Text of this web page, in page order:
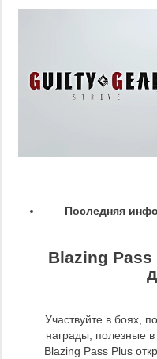
Последняя
Blazing
Участвуйте в боях,
награды, полезные
Blazing Pass Plus